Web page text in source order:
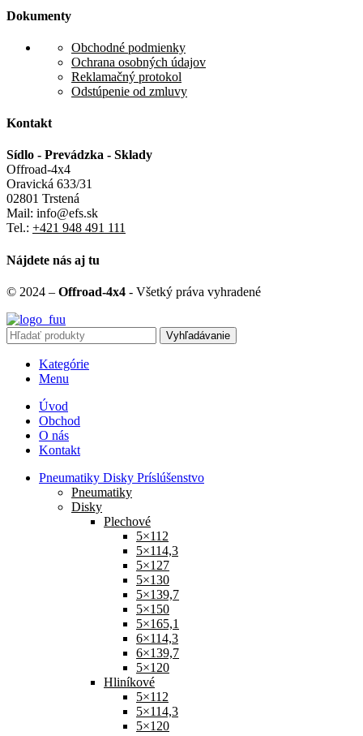
Dokumenty
Obchodné podmienky
Ochrana osobných údajov
Reklamačný protokol
Odstúpenie od zmluvy
Kontakt
Sídlo - Prevádzka - Sklady
Offroad-4x4
Oravická 633/31
02801 Trstená
Mail: info@efs.sk
Tel.: +421 948 491 111
Nájdete nás aj tu
© 2024 – Offroad-4x4 - Všetký práva vyhradené
Vyhľadávanie
Kategórie
Menu
Úvod
Obchod
O nás
Kontakt
Pneumatiky Disky Príslúšenstvo
Pneumatiky
Disky
Plechové
5×112
5×114,3
5×127
5×130
5×139,7
5×150
5×165,1
6×114,3
6×139,7
5×120
Hliníkové
5×112
5×114,3
5×120